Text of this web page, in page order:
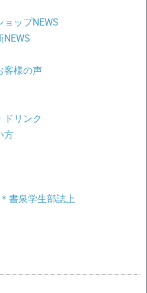
ップNEWS
客様の声
ドリンク
方
書泉学生部誌上